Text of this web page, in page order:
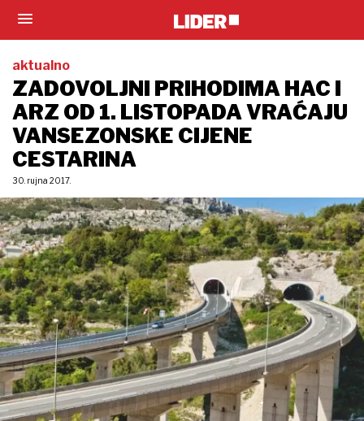
aktualno
ZADOVOLJNI PRIHODIMA HAC I
ARZ OD 1. LISTOPADA VRAĆAJU
VANSEZONSKE CIJENE
CESTARINA
30. rujna 2017.